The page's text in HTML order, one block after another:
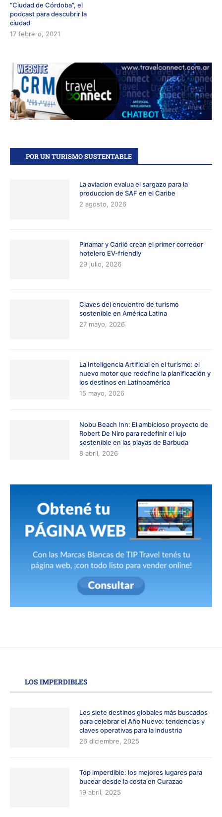
“Ciudad de Córdoba”, el
podcast para descubrir la
ciudad
17 febrero, 2021
POR UN TURISMO SUSTENTABLE
La aviacion evalua el sargazo para la
produccion de SAF en el Caribe
2 agosto, 2026
Pinamar y Cariló crean el primer corredor
hotelero EV-friendly
29 julio, 2026
Claves del encuentro de turismo
sostenible en América Latina
27 mayo, 2026
La Inteligencia Artificial en el turismo: el
nuevo motor que redefine la planificación y
los destinos en Latinoamérica
15 mayo, 2026
Nobu Beach Inn: El ambicioso proyecto de
Robert De Niro para redefinir el lujo
sostenible en las playas de Barbuda
8 abril, 2026
LOS IMPERDIBLES
Los siete destinos globales más buscados
para celebrar el Año Nuevo: tendencias y
claves operativas para la industria
26 diciembre, 2025
Top imperdible: los mejores lugares para
bucear desde la costa en Curazao
19 abril, 2025